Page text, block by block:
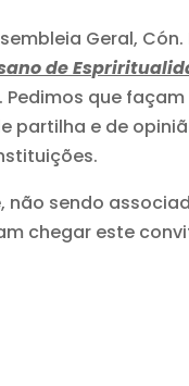
Geral,
de
que
partilha e de
sendo
chegar este